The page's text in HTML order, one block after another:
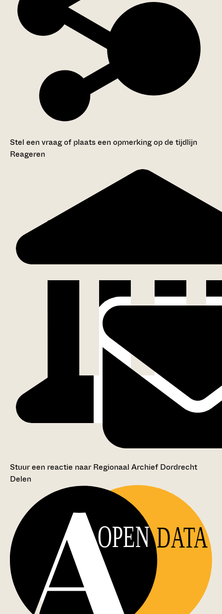
Stel een vraag of plaats een opmerking op de tijdlijn
Reageren
Stuur een reactie naar Regionaal Archief Dordrecht
Delen
OPEN DATA